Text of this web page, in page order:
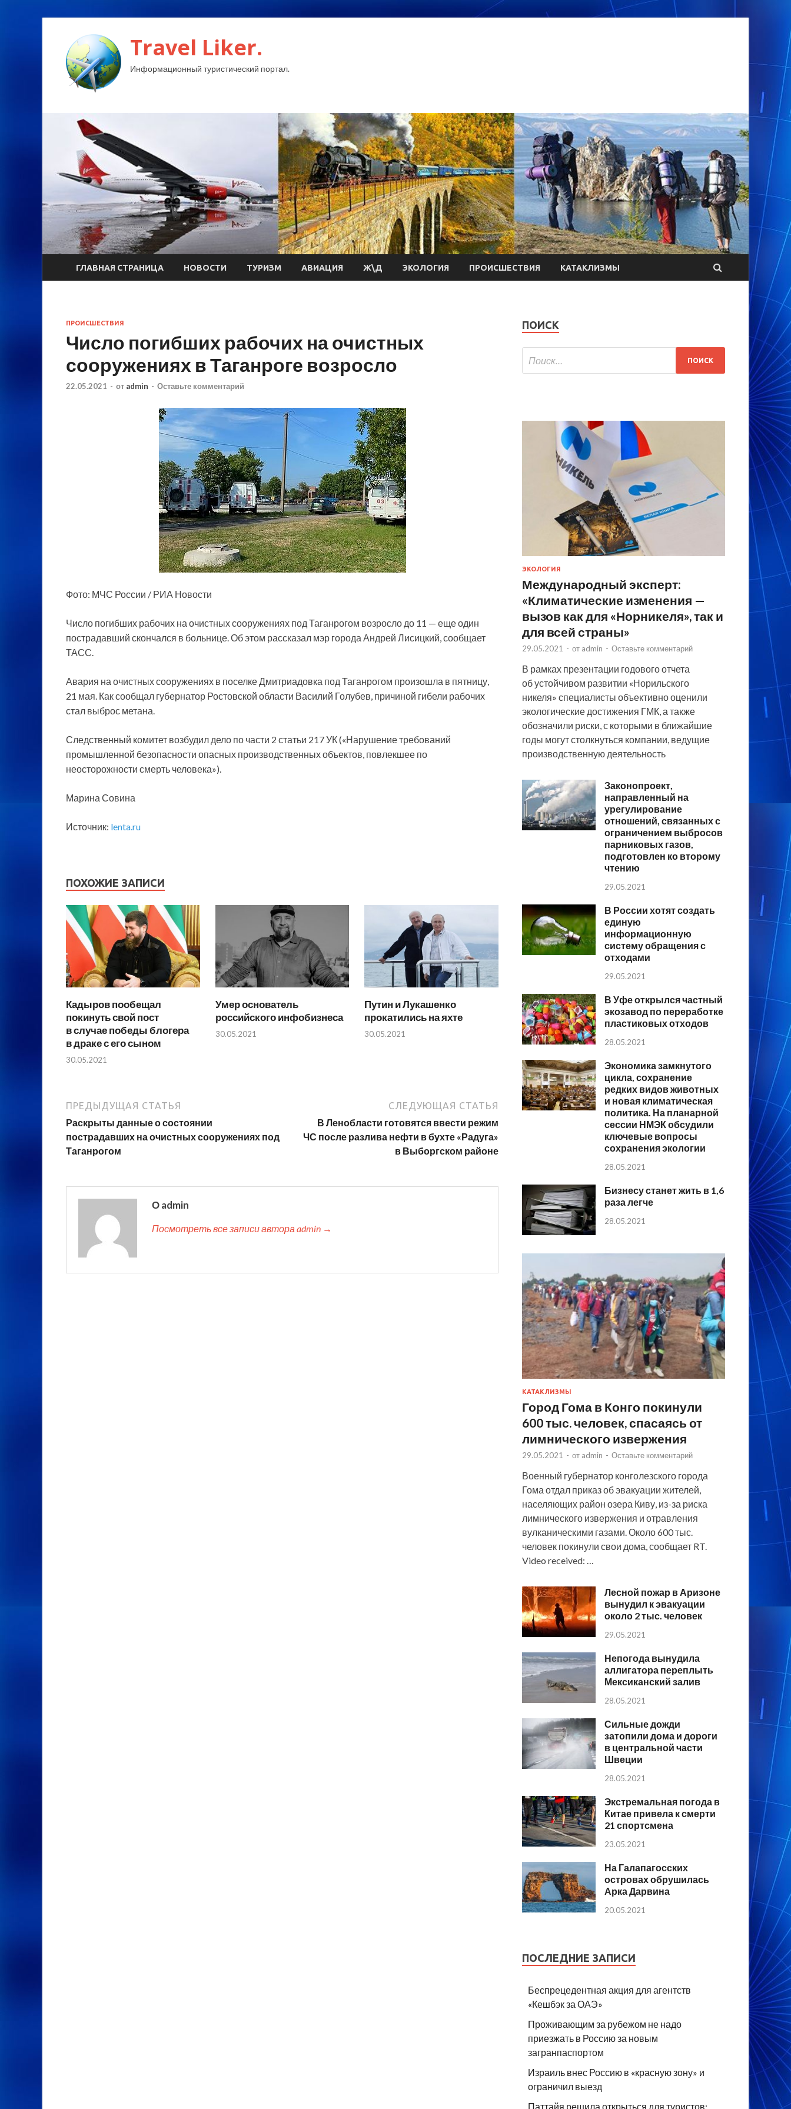
Travel Liker.
Информационный туристический портал.
ГЛАВНАЯ СТРАНИЦА НОВОСТИ ТУРИЗМ АВИАЦИЯ Ж\Д ЭКОЛОГИЯ ПРОИСШЕСТВИЯ КАТАКЛИЗМЫ
ПРОИСШЕСТВИЯ
Число погибших рабочих на очистных
сооружениях в Таганроге возросло
22.05.2021 - от admin - Оставьте комментарий
Фото: МЧС России / РИА Новости
Число погибших рабочих на очистных сооружениях под Таганрогом возросло до 11 — еще один
пострадавший скончался в больнице. Об этом рассказал мэр города Андрей Лисицкий, сообщает
ТАСС.
Авария на очистных сооружениях в поселке Дмитриадовка под Таганрогом произошла в пятницу,
21 мая. Как сообщал губернатор Ростовской области Василий Голубев, причиной гибели рабочих
стал выброс метана.
Следственный комитет возбудил дело по части 2 статьи 217 УК («Нарушение требований
промышленной безопасности опасных производственных объектов, повлекшее по
неосторожности смерть человека»).
Марина Совина
Источник: lenta.ru
ПОХОЖИЕ ЗАПИСИ
Кадыров пообещал
покинуть свой пост
в случае победы блогера
в драке с его сыном
30.05.2021
Умер основатель
российского инфобизнеса
30.05.2021
Путин и Лукашенко
прокатились на яхте
30.05.2021
ПРЕДЫДУЩАЯ СТАТЬЯ
Раскрыты данные о состоянии
пострадавших на очистных сооружениях под
Таганрогом
СЛЕДУЮЩАЯ СТАТЬЯ
В Ленобласти готовятся ввести режим
ЧС после разлива нефти в бухте «Радуга»
в Выборгском районе
О admin
Посмотреть все записи автора admin →
ПОИСК
ЭКОЛОГИЯ
Международный эксперт:
«Климатические изменения —
вызов как для «Норникеля», так и
для всей страны»
29.05.2021 - от admin - Оставьте комментарий
В рамках презентации годового отчета
об устойчивом развитии «Норильского
никеля» специалисты объективно оценили
экологические достижения ГМК, а также
обозначили риски, с которыми в ближайшие
годы могут столкнуться компании, ведущие
производственную деятельность
Законопроект,
направленный на
урегулирование
отношений, связанных с
ограничением выбросов
парниковых газов,
подготовлен ко второму
чтению
29.05.2021
В России хотят создать
единую
информационную
систему обращения с
отходами
29.05.2021
В Уфе открылся частный
экозавод по переработке
пластиковых отходов
28.05.2021
Экономика замкнутого
цикла, сохранение
редких видов животных
и новая климатическая
политика. На планарной
сессии НМЭК обсудили
ключевые вопросы
сохранения экологии
28.05.2021
Бизнесу станет жить в 1,6
раза легче
28.05.2021
КАТАКЛИЗМЫ
Город Гома в Конго покинули
600 тыс. человек, спасаясь от
лимнического извержения
29.05.2021 - от admin - Оставьте комментарий
Военный губернатор конголезского города
Гома отдал приказ об эвакуации жителей,
населяющих район озера Киву, из-за риска
лимнического извержения и отравления
вулканическими газами. Около 600 тыс.
человек покинули свои дома, сообщает RT.
Video received: …
Лесной пожар в Аризоне
вынудил к эвакуации
около 2 тыс. человек
29.05.2021
Непогода вынудила
аллигатора переплыть
Мексиканский залив
28.05.2021
Сильные дожди
затопили дома и дороги
в центральной части
Швеции
28.05.2021
Экстремальная погода в
Китае привела к смерти
21 спортсмена
23.05.2021
На Галапагосских
островах обрушилась
Арка Дарвина
20.05.2021
ПОСЛЕДНИЕ ЗАПИСИ
Беспрецедентная акция для агентств
«Кешбэк за ОАЭ»
Проживающим за рубежом не надо
приезжать в Россию за новым
загранпаспортом
Израиль внес Россию в «красную зону» и
ограничил выезд
Паттайя решила открыться для туристов: